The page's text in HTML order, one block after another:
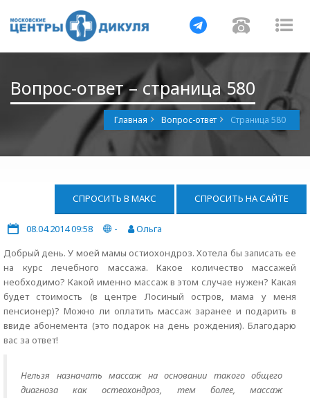
Навигация
Вопрос-ответ – страница 580
Главная Вопрос-ответ Страница 580
СПРОСИТЬ В МАКС СПРОСИТЬ НА САЙТЕ
08.04.2014 09:58 -
Ольга
Добрый день. У моей мамы остиохондроз. Хотела бы записать ее
на курс лечебного массажа. Какое количество массажей
необходимо? Какой именно массаж в этом случае нужен? Какая
будет стоимость (в центре Лосиный остров, мама у меня
пенсионер)? Можно ли оплатить массаж заранее и подарить в
ввиде абонемента (это подарок на день рождения). Благодарю
вас за ответ!
Нельзя назначать массаж на основании такого общего
диагноза как остеохондроз, тем более, массаж